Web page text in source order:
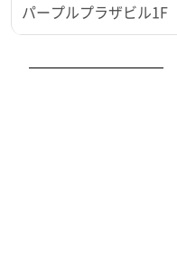
パープルプラザビル1F